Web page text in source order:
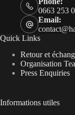
0663 253
Email:
Quick Links
Retour et
Organisation
Press Enquiries
Informations utiles